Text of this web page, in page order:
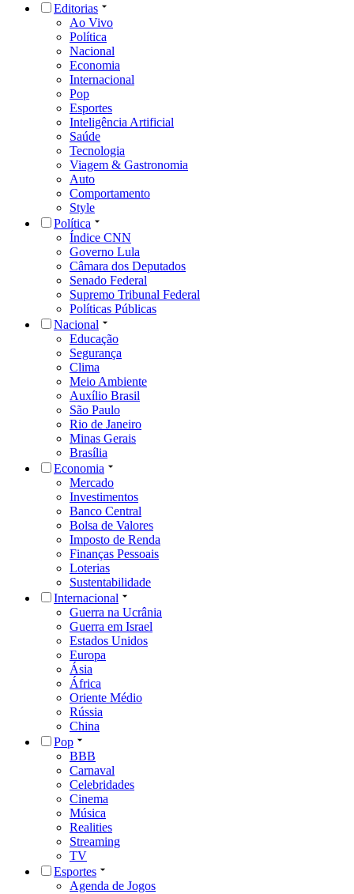
Editorias
Ao Vivo
Política
Nacional
Economia
Internacional
Pop
Esportes
Inteligência Artificial
Saúde
Tecnologia
Viagem & Gastronomia
Auto
Comportamento
Style
Política
Índice CNN
Governo Lula
Câmara dos Deputados
Senado Federal
Supremo Tribunal Federal
Políticas Públicas
Nacional
Educação
Segurança
Clima
Meio Ambiente
Auxílio Brasil
São Paulo
Rio de Janeiro
Minas Gerais
Brasília
Economia
Mercado
Investimentos
Banco Central
Bolsa de Valores
Imposto de Renda
Finanças Pessoais
Loterias
Sustentabilidade
Internacional
Guerra na Ucrânia
Guerra em Israel
Estados Unidos
Europa
Ásia
África
Oriente Médio
Rússia
China
Pop
BBB
Carnaval
Celebridades
Cinema
Música
Realities
Streaming
TV
Esportes
Agenda de Jogos